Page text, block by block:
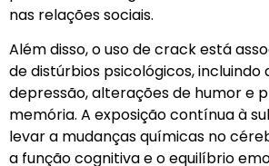
nas relações sociais.
Além disso, o uso de crack está
de distúrbios psicológicos, incluindo
depressão, alterações de humor e
memória. A exposição contínua à
levar a mudanças químicas no
a função cognitiva e o equilíbrio